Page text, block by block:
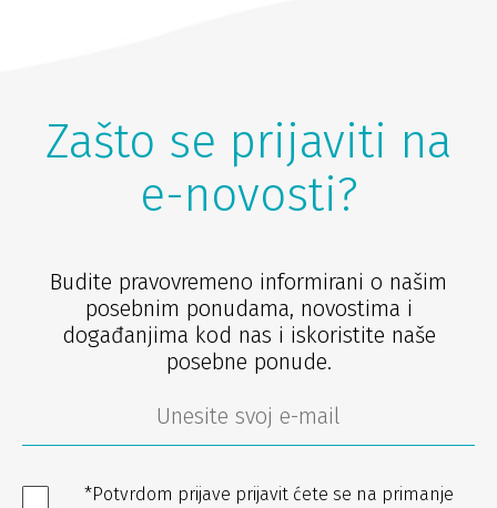
Zašto se prijaviti na
e-novosti?
Budite pravovremeno informirani o našim
posebnim ponudama, novostima i
događanjima kod nas i iskoristite naše
posebne ponude.
*Potvrdom prijave prijavit ćete se na primanje